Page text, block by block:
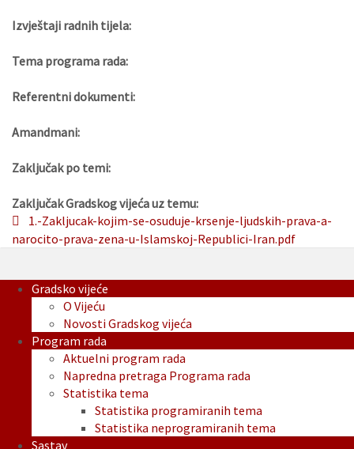
Izvještaji radnih tijela:
Tema programa rada:
Referentni dokumenti:
Amandmani:
Zaključak po temi:
Zaključak Gradskog vijeća uz temu:
1.-Zakljucak-kojim-se-osuduje-krsenje-ljudskih-prava-a-
narocito-prava-zena-u-Islamskoj-Republici-Iran.pdf
Gradsko vijeće
O Vijeću
Novosti Gradskog vijeća
Program rada
Aktuelni program rada
Napredna pretraga Programa rada
Statistika tema
Statistika programiranih tema
Statistika neprogramiranih tema
Sastav